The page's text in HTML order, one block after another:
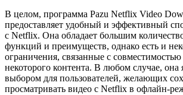
В целом, программа Pazu Netflix Video
предоставляет удобный и эффективный
с Netflix. Она обладает большим
функций и преимуществ, однако есть и
ограничения, связанные с
некоторого контента. В любом случае, она
выбором для пользователей, желающих
просматривать видео с Netflix в офлайн-